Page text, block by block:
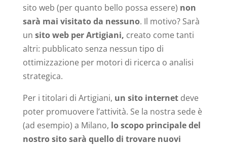
sito web (per quanto bello possa essere) non
sarà mai visitato da nessuno. Il motivo? Sarà
un sito web per Artigiani, creato come tanti
altri: pubblicato senza nessun tipo di
ottimizzazione per motori di ricerca o analisi
strategica.
Per i titolari di Artigiani, un sito internetdeve
poter promuovere l’attività. Se la nostra sede è
(ad esempio) a Milano, lo scopo principale del
nostro sito sarà quello di trovare nuovi